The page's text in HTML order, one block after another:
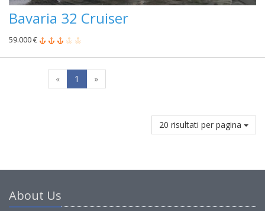
Bavaria 32 Cruiser
59.000 €
« 1 »
20 risultati per pagina
About Us